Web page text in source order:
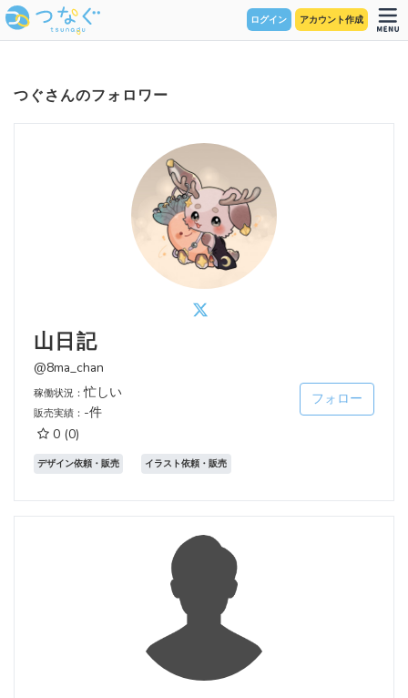
ログイン アカウント作成
つぐさんのフォロワー
山日記
@8ma_chan
稼働状況：忙しい
販売実績： -件
0 (0)
フォロー
デザイン依頼・販売 イラスト依頼・販売